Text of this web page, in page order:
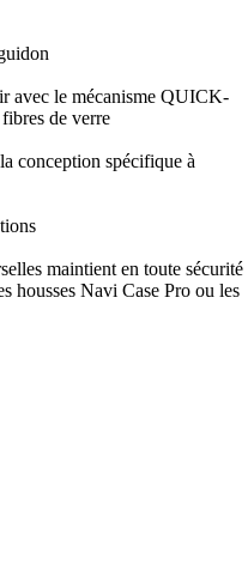
avec le mécanisme QUICK-
de verre
conception spécifique à
maintient en toute sécurité
housses Navi Case Pro ou les